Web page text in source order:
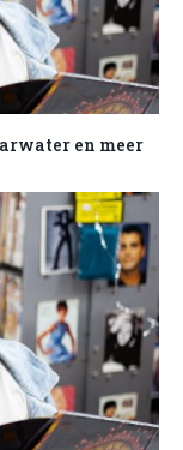
en meer